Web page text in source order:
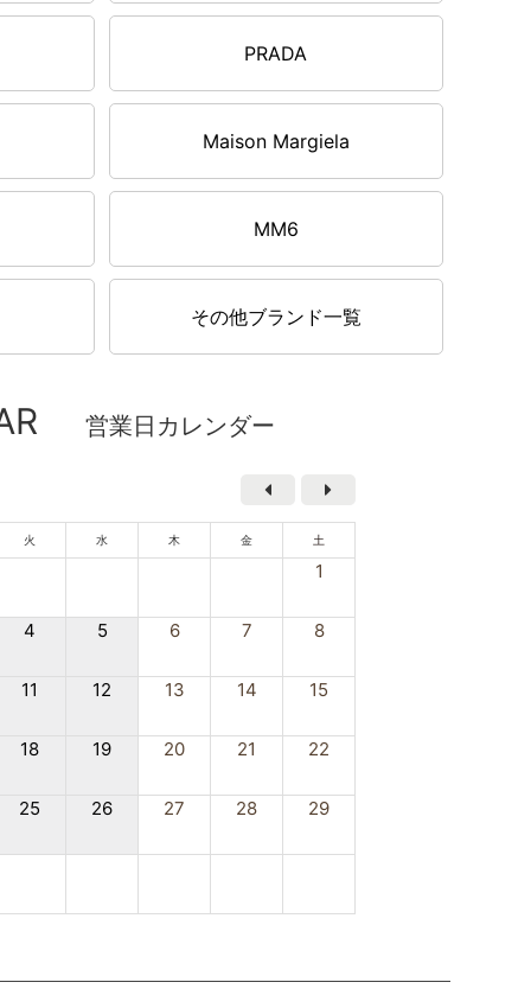
PRADA
Maison Margiela
MM6
その他ブランド一覧
営業日カレンダー
火 水 木 金 土
1
4 5 6 7 8
11 12 13 14 15
18 19 20 21 22
25 26 27 28 29